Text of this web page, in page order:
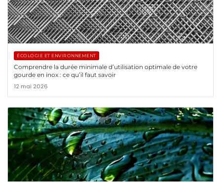
ÉCOLOGIE ET ENVIRONNEMENT
Comprendre la durée minimale d’utilisation optimale de votre
gourde en inox : ce qu’il faut savoir
12 mai 2026